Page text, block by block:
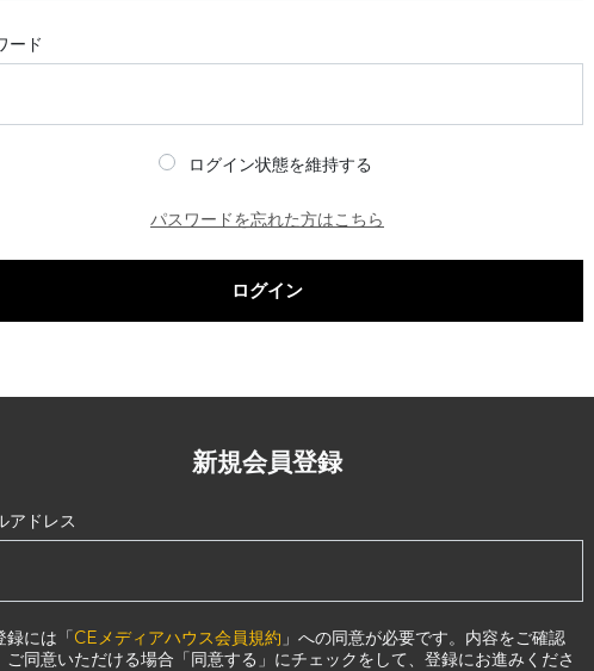
ード
ログイン状態を維持する
パスワードを忘れた方はこちら
ログイン
新規会員登録
アドレス
録には「CEメディアハウス会員規約 」への同意が必要です。内容をご確認
ご同意いただける場合「同意する」にチェックをして、登録にお進みくださ